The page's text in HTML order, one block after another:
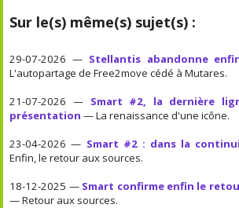
Sur le(s) même(s) sujet(s) :
29-07-2026 — Stellantis abandonne
L'autopartage de Free2move cédé à Mutares.
21-07-2026 — Smart #2, la dernière
présentation — La renaissance d'une icône.
23-04-2026 — Smart #2 : dans la
Enfin, le retour aux sources.
18-12-2025 — Smart confirme enfin le
— Retour aux sources.